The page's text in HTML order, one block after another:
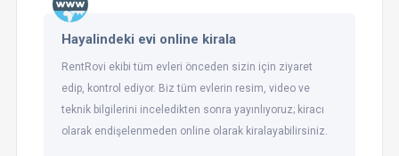
Hayalindeki evi online kirala
RentRovi ekibi tüm evleri önceden sizin için ziyaret
edip, kontrol ediyor. Biz tüm evlerin resim, video ve
teknik bilgilerini inceledikten sonra yayınlıyoruz; kiracı
olarak endişelenmeden online olarak kiralayabilirsiniz.